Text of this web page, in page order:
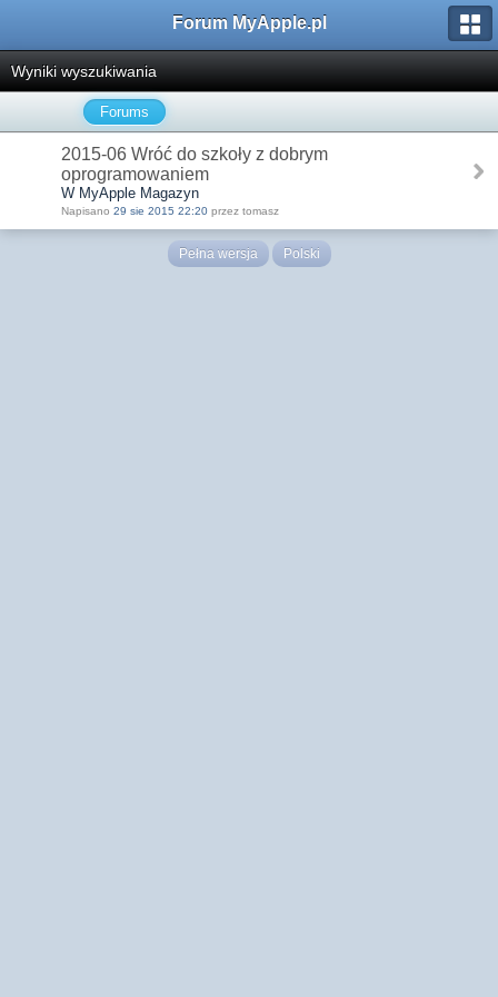
Forum MyApple.pl
Wyniki wyszukiwania
Forums
2015-06 Wróć do szkoły z dobrym
oprogramowaniem
W MyApple Magazyn
Napisano 29 sie 2015 22:20 przez tomasz
Pełna wersja Polski